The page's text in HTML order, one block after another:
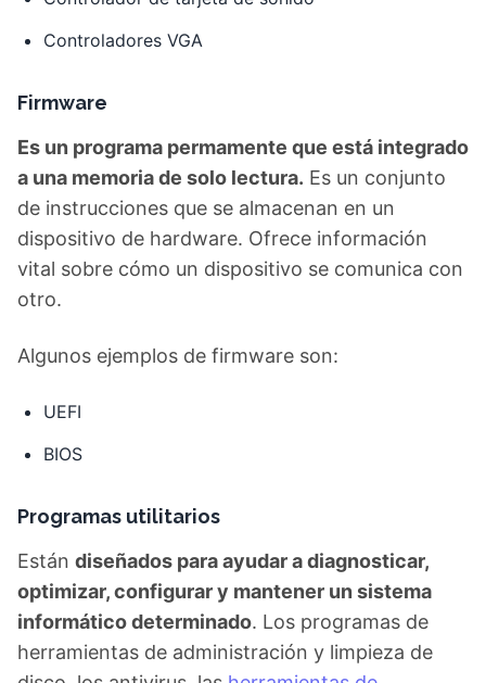
Firmware
Es un programa permamente que está integrado
a una memoria de solo lectura. Es un conjunto
de instrucciones que se almacenan en un
dispositivo de hardware. Ofrece información
vital sobre cómo un dispositivo se comunica con
Algunos ejemplos de firmware son:
Programas utilitarios
Están
diseñados para ayudar a diagnosticar,
optimizar, configurar y mantener un sistema
informático determinado
herramientas de administración y limpieza de
disco, los antivirus, las
herramientas de